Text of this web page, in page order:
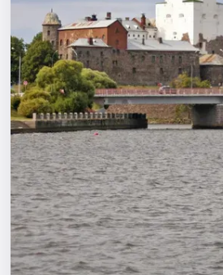
Города
Площадки
Артисты
Рейтинги